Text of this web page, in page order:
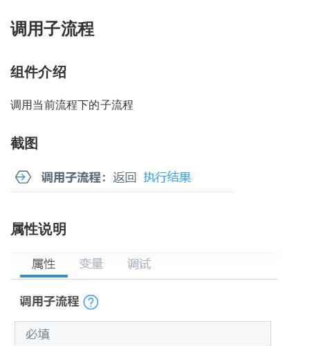
调用子流程
组件介绍
调用当前流程下的子流程
截图
属性说明